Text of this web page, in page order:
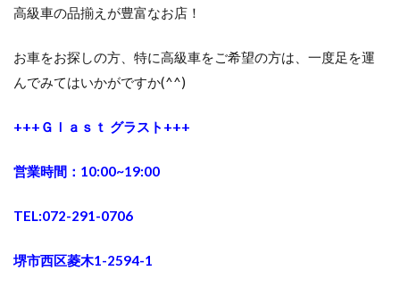
高級車の品揃えが豊富なお店！
お車をお探しの方、特に高級車をご希望の方は、一度足を運
んでみてはいかがですか(^^)
+++Ｇｌａｓｔ グラスト+++
営業時間：10:00~19:00
TEL:072-291-0706
堺市西区菱木1-2594-1